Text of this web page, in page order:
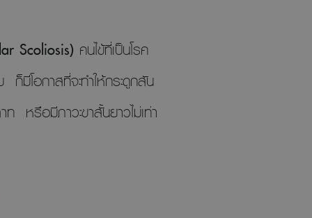
Scoliosis) คนไข้ที่เป็นโรค
ก็มีโอกาสที่จะทำให้กระดูกสัน
หรือมีภาวะขาสั้นยาวไม่เท่า